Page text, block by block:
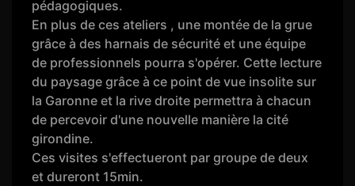
pédagogiques.
En plus de ces ateliers , une montée de la grue
grâce à des harnais de sécurité et une équipe
de professionnels pourra s'opérer. Cette lecture
du paysage grâce à ce point de vue insolite sur
la Garonne et la rive droite permettra à chacun
de percevoir d'une nouvelle manière la cité
girondine.
Ces visites s'effectueront par groupe de deux
et dureront 15min.